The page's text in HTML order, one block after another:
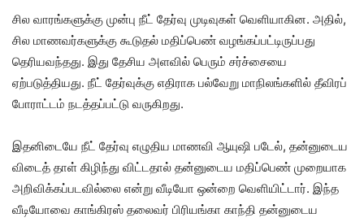
சில வாரங்களுக்கு முன்பு நீட் தேர்வு முடிவுகள் வெளியாகின. அதில்,
சில மாணவர்களுக்கு கூடுதல் மதிப்பெண் வழங்கப்பட்டிருப்பது
தெரியவந்தது. இது தேசிய அளவில் பெரும் சர்ச்சையை
ஏற்படுத்தியது. நீட் தேர்வுக்கு எதிராக பல்வேறு மாநிலங்களில் தீவிரப்
போராட்டம் நடத்தப்பட்டு வருகிறது.
இதனிடையே நீட் தேர்வு எழுதிய மாணவி ஆயுஷி படேல், தன்னுடைய
விடைத் தாள் கிழிந்து விட்டதால் தன்னுடைய மதிப்பெண் முறையாக
அறிவிக்கப்படவில்லை என்று வீடியோ ஒன்றை வெளியிட்டார். இந்த
வீடியோவை காங்கிரஸ் தலைவர் பிரியங்கா காந்தி தன்னுடைய